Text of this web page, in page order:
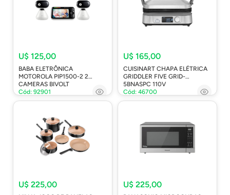
U$ 125,00
BABA ELETRÔNICA
MOTOROLA PIP1500-2 2
CAMERAS BIVOLT
Cód: 92901
U$ 165,00
CUISINART CHAPA ELÉTRICA
GRIDDLER FIVE GRID-
5BNASPC 110V
Cód: 46700
U$ 225,00 U$ 225,00